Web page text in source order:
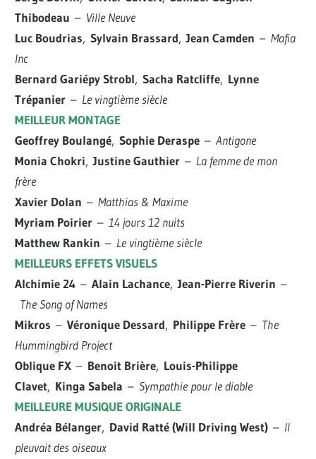
Thibodeau– Ville Neuve
Luc Boudrias, Sylvain Brassard, Jean Camden–Mafia
Inc
Bernard Gariépy Strobl, Sacha Ratcliffe, Lynne
Trépanier– Le vingtième siècle
MEILLEUR MONTAGE
Geoffrey Boulangé, Sophie Deraspe–Antigone
Monia Chokri, Justine Gauthier– La femme de mon
frère
Xavier Dolan–Matthias & Maxime
Myriam Poirier– 14 jours 12 nuits
Matthew Rankin– Le vingtième siècle
MEILLEURS EFFETS VISUELS
Alchimie 24– Alain Lachance, Jean-Pierre Riverin–
The Song of Names
Mikros– Véronique Dessard, Philippe Frère – The
Hummingbird Project
Oblique FX– Benoit Brière, Louis-Philippe
Clavet, Kinga Sabela–Sympathie pour le diable
MEILLEURE MUSIQUE ORIGINALE
Andréa Bélanger, David Ratté (Will Driving West)– Il
pleuvait des oiseaux